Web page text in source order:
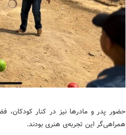
حضور پدر و مادرها نیز در کنار کودکان،
همراهی‌گر این تجربه‌ی هنری بودند.